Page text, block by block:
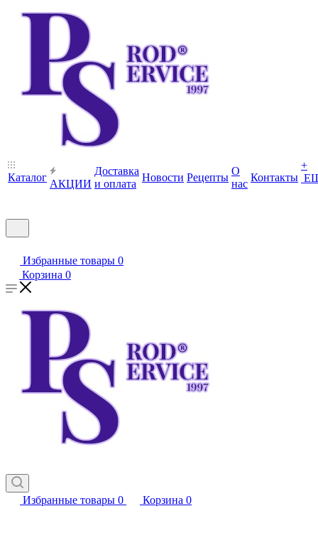
Каталог
АКЦИИ
Доставка
и оплата
Новости Рецепты
О
нас
Контакты
+
Избранные товары 0
Корзина 0
Избранные товары 0 Корзина 0